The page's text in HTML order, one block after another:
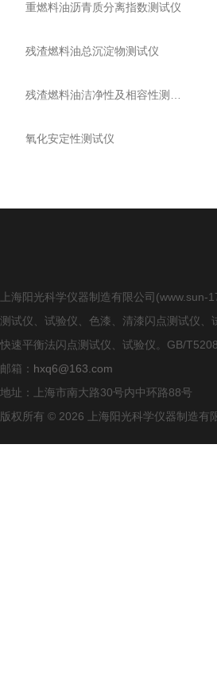
重燃料油沥青质分离指数测试仪
残渣燃料油总沉淀物测试仪
氧化安定性测试仪
上海阳光科学仪器制造有限公司
测试仪、试验仪、色漆、清漆闪点测试仪
快速平衡法闪点测试仪、试验仪。GB/T5208
邮箱： hxq6@163.com
地址：上海市南大路30号内中环路88号
版权所有 © 2026 上海阳光科学仪器制造有